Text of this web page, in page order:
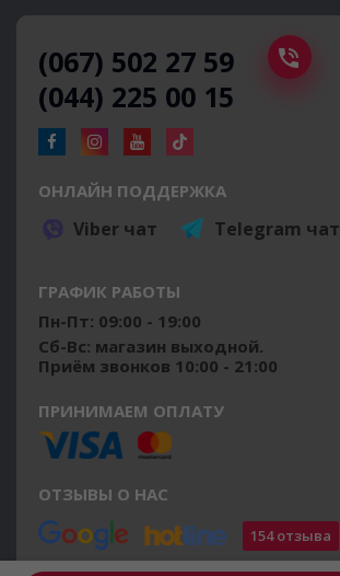
(067) 502 27 59
(044) 225 00 15
ОНЛАЙН ПОДДЕРЖКА
Viber чат Telegram чат
ГРАФИК РАБОТЫ
Пн-Пт: 09:00 - 19:00
Сб-Вс: магазин выходной.
Приём звонков 10:00 - 21:00
ПРИНИМАЕМ ОПЛАТУ
ОТЗЫВЫ О НАС
154 отзыва